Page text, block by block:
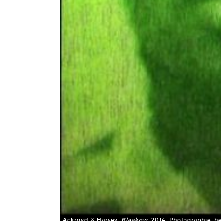
Ackroyd & Harvey, Blaakow, 2014. Photographie,